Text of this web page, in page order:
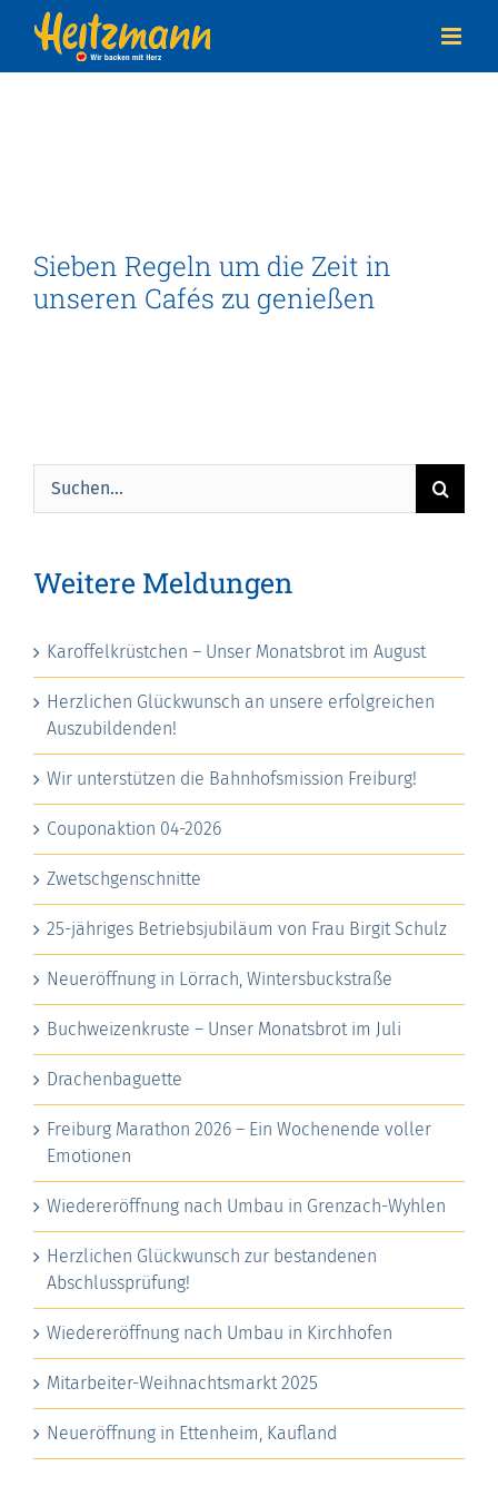
Inhalt
Sieben Regeln um die Zeit in
unseren Cafés zu genießen
Weitere Meldungen
Karoffelkrüstchen – Unser Monatsbrot im August
Herzlichen Glückwunsch an unsere erfolgreichen
Auszubildenden!
Wir unterstützen die Bahnhofsmission Freiburg!
Couponaktion 04-2026
Zwetschgenschnitte
25-jähriges Betriebsjubiläum von Frau Birgit Schulz
Neueröffnung in Lörrach, Wintersbuckstraße
Buchweizenkruste – Unser Monatsbrot im Juli
Drachenbaguette
Freiburg Marathon 2026 – Ein Wochenende voller
Emotionen
Wiedereröffnung nach Umbau in Grenzach-Wyhlen
Herzlichen Glückwunsch zur bestandenen
Abschlussprüfung!
Wiedereröffnung nach Umbau in Kirchhofen
Mitarbeiter-Weihnachtsmarkt 2025
Neueröffnung in Ettenheim, Kaufland